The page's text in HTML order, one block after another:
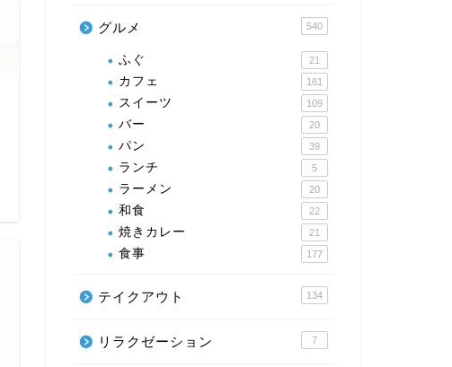
グルメ 540
ふぐ 21
カフェ 161
スイーツ 109
バー 20
パン 39
ランチ 5
ラーメン 20
和食 22
焼きカレー 21
食事 177
テイクアウト 134
リラクゼーション 7